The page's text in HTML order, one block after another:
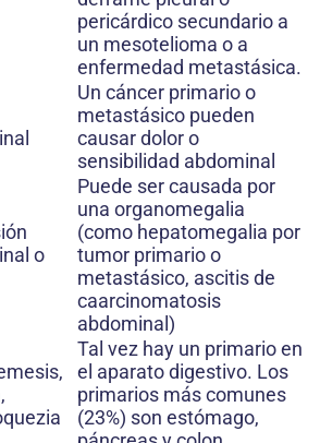
pericárdico secundario a
un mesotelioma o a
enfermedad metastásica.
Un cáncer primario o
metastásico pueden
causar dolor o
sensibilidad abdominal
o
Puede ser causada por
una organomegalia
(como hepatomegalia por
tumor primario o
metastásico, ascitis de
caarcinomatosis
abdominal)
Tal vez hay un primario en
el aparato digestivo. Los
primarios más comunes
(23%) son estómago,